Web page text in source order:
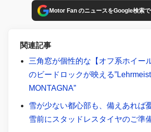
Motor Fan のニュースをGoogle検索
関連記事
三角窓が個性的な【オフ系ホイー
のビードロックが映える
MONTAGNA”
雪が少ない都心部も、備えあれば
雪前にスタッドレスタイヤのご準